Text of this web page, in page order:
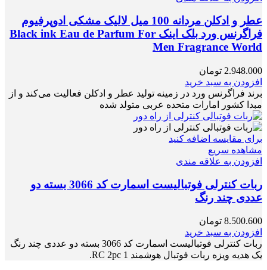
عطر و ادکلن مردانه 100 میل لالیک مشکی ادوپرفیوم
فراگرنس ورد بلک اینک Black ink Eau de Parfum For
Men Fragrance World
2.948.000 تومان
افزودن به سبد خرید
برند فراگرنس ورد در زمینه تولید عطر و ادکلن فعالیت می‌کند و از
مبدا کشور امارات متحده عربی متولد شده
برای مقایسه اضافه کنید
مشاهده سریع
افزودن به علاقه مندی
ربات کنترلی فوتبالیست اسمارت کد 3066 بسته دو
عددی چند رنگ
8.500.600 تومان
افزودن به سبد خرید
ربات کنترلی فوتبالیست اسمارت کد 3066 بسته دو عددی چند رنگ
یک هدیه ویزه ربات فوتبال هوشمند RC 2pc 1.